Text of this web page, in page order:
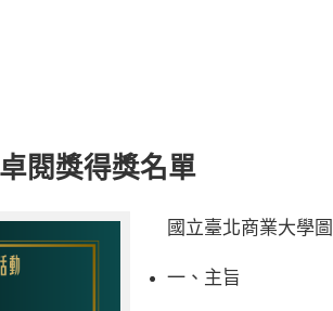
閱獎得獎名單
國立臺北商業大學
一、主旨